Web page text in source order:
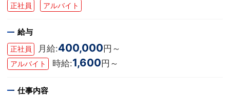
正社員 アルバイト
給与
正社員 月給:400,000 円～
アルバイト 時給:1,600円～
仕事内容